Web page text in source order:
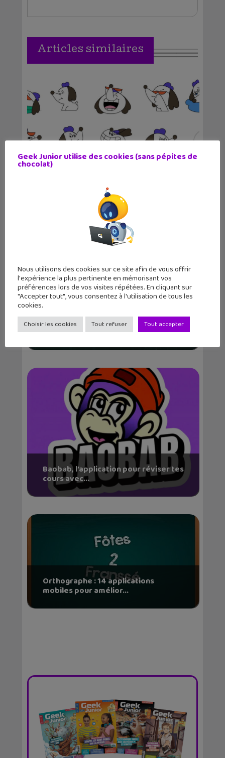
Articles similaires
WhatsApp enrichit ses conversations
Kit’Bac : réviser pour le bac devient
(enfin) fun...
Baobab, l’application pour réviser tes
cours avec...
Orthographe : 14 applications
mobiles pour amélior...
Geek Junior utilise des cookies (sans pépites de
chocolat)
Nous utilisons des cookies sur ce site afin de vous offrir
l'expérience la plus pertinente en mémorisant vos
préférences lors de vos visites répétées. En cliquant sur
"Accepter tout", vous consentez à l'utilisation de tous les
cookies.
Choisir les cookies Tout refuser Tout accepter